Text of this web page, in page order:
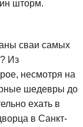
шторм.
сваи самых
Из
несмотря на
шедевры до
ехать в
в Санкт-